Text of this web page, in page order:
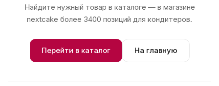
Найдите нужный товар в каталоге — в магазине
nextcake более 3400 позиций для кондитеров.
Перейти в каталог На главную